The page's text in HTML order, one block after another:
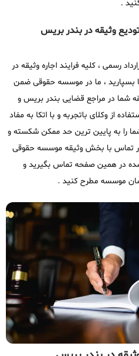
.
وثیقه در بندر بریس
رسمی ، کلیه فرایند اجاره وثیقه در
بسپارید ، ما در موسسه حقوقی ضمن
شما در مراجع قضایی بندر بریس و
از وکلای باتجربه و با اتکا به مفاد
را به پایین ترین حد ممکن شکسته و
تماس با بخش وثیقه موسسه حقوقی
در همین صفحه تماس بگیرید و
موسسه مطرح کنید .